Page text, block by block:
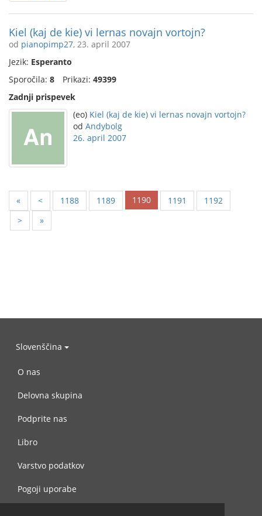
Kiel (kaj de kie) vi lernas novajn vortojn?
od pianopimp27, 23. april 2007
Jezik: Esperanto
Sporočila: 8 Prikazi: 49399
Zadnji prispevek
(eo) Kiel (kaj de kie) vi lernas novajn vortojn?
od Andybolg
26. april 2007
« < 1188 1189 1190 1191
1192
>
»
Slovenščina
O nas
Delovna skupina
Podprite nas
Libro
Varstvo podatkov
Pogoji uporabe